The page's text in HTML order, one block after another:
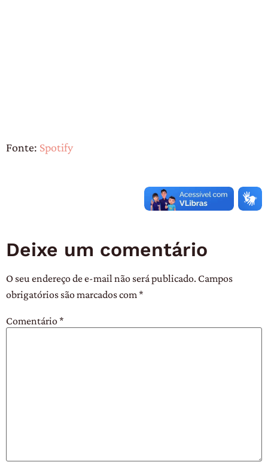
Fonte: Spotify
Deixe um comentário
O seu endereço de e-mail não será publicado. Campos
obrigatórios são marcados com*
Comentário*